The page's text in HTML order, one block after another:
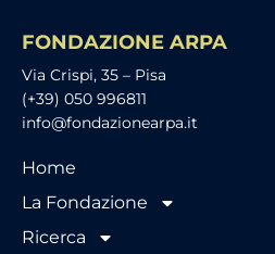
FONDAZIONE ARPA
Via Crispi, 35 – Pisa
(+39) 050 996811
info@fondazionearpa.it
Home
La Fondazione
Ricerca